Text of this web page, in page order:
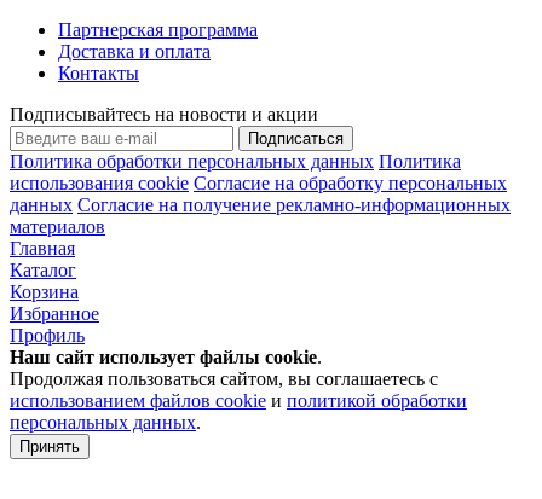
Партнерская программа
Доставка и оплата
Контакты
Подписывайтесь на новости и акции
Подписаться
Политика обработки персональных данных Политика
использования cookie Согласие на обработку персональных
данных Согласие на получение рекламно-информационных
материалов
Главная
Каталог
Корзина
Избранное
Профиль
Наш сайт использует файлы cookie.
Продолжая пользоваться сайтом, вы соглашаетесь с
использованием файлов cookie и политикой обработки
персональных данных.
Принять